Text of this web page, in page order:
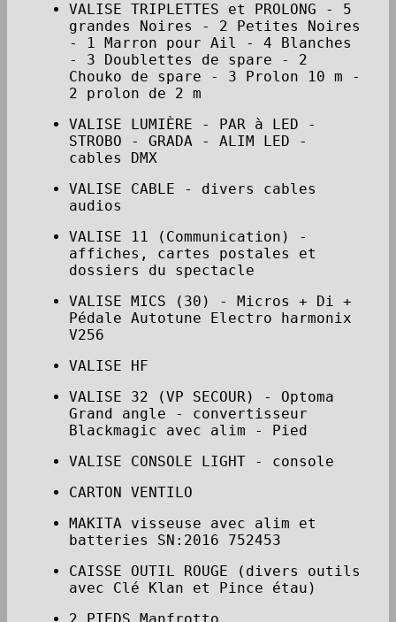
VALISE TRIPLETTES et PROLONG - 5
grandes Noires - 2 Petites Noires
- 1 Marron pour Ail - 4 Blanches
- 3 Doublettes de spare - 2
Chouko de spare - 3 Prolon 10 m -
2 prolon de 2 m
VALISE LUMIÈRE - PAR à LED -
STROBO - GRADA - ALIM LED -
cables DMX
VALISE CABLE - divers cables
audios
VALISE 11 (Communication) -
affiches, cartes postales et
dossiers du spectacle
VALISE MICS (30) - Micros + Di +
Pédale Autotune Electro harmonix
V256
VALISE HF
VALISE 32 (VP SECOUR) - Optoma
Grand angle - convertisseur
Blackmagic avec alim - Pied
VALISE CONSOLE LIGHT - console
CARTON VENTILO
MAKITA visseuse avec alim et
batteries SN:2016 752453
CAISSE OUTIL ROUGE (divers outils
avec Clé Klan et Pince étau)